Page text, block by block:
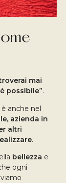
mai
possibile”.
anche nel
azienda in
altri
.
bellezza e
ogni